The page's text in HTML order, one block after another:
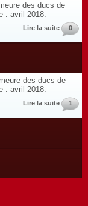
des ducs de
: avril 2018.
Lire la suite 0
des ducs de
: avril 2018.
Lire la suite 1